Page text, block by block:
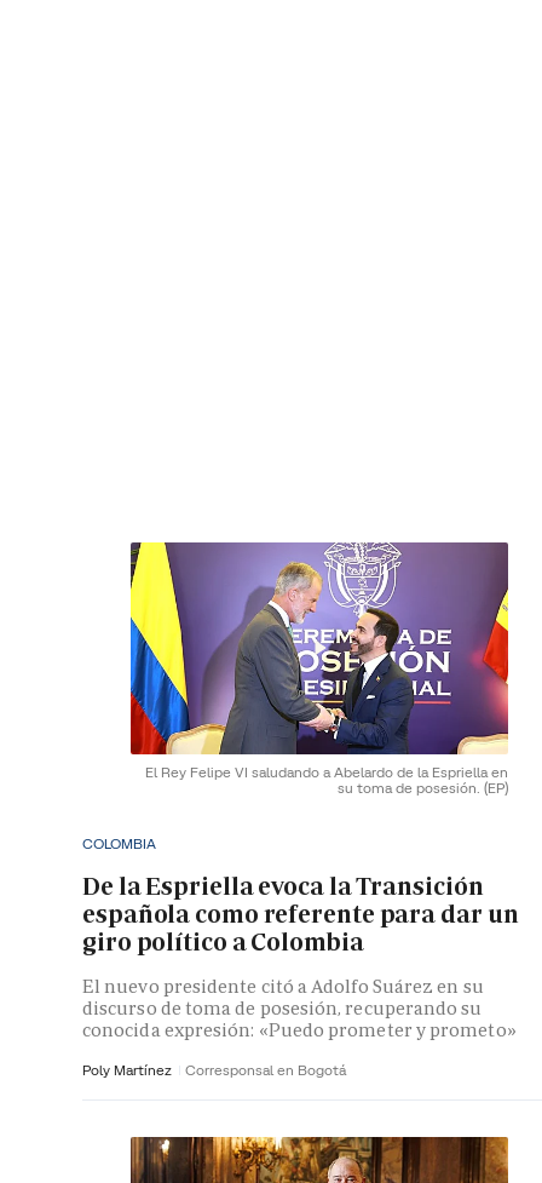
El Rey Felipe VI saludando a Abelardo de la Espriella en
su toma de posesión. (EP)
COLOMBIA
De la Espriella evoca la Transición
española como referente para dar un
giro político a Colombia
El nuevo presidente citó a Adolfo Suárez en su
discurso de toma de posesión, recuperando su
conocida expresión: «Puedo prometer y prometo»
Poly Martínez Corresponsal en Bogotá